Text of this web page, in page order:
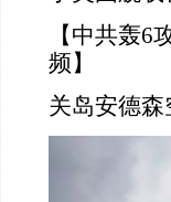
【中共轰6
频】
关岛安德